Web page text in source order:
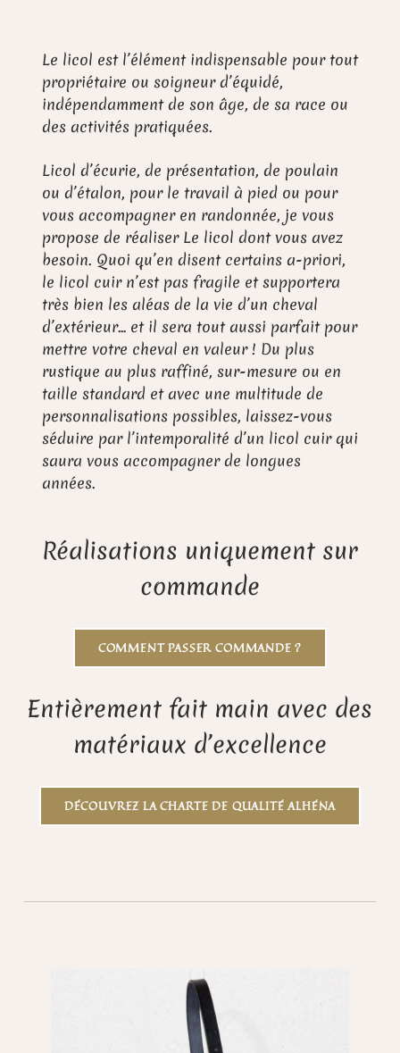
Le licol est l’élément indispensable pour tout
propriétaire ou soigneur d’équidé,
indépendamment de son âge, de sa race ou
des activités pratiquées.
Licol d’écurie, de présentation, de poulain
ou d’étalon, pour le travail à pied ou pour
vous accompagner en randonnée, je vous
propose de réaliser Le licol dont vous avez
besoin. Quoi qu’en disent certains a-priori,
le licol cuir n’est pas fragile et supportera
très bien les aléas de la vie d’un cheval
d’extérieur… et il sera tout aussi parfait pour
mettre votre cheval en valeur ! Du plus
rustique au plus raffiné, sur-mesure ou en
taille standard et avec une multitude de
personnalisations possibles, laissez-vous
séduire par l’intemporalité d’un licol cuir qui
saura vous accompagner de longues
années.
Réalisations uniquement sur
commande
COMMENT PASSER COMMANDE ?
Entièrement fait main avec des
matériaux d’excellence
DÉCOUVREZ LA CHARTE DE QUALITÉ ALHÉNA